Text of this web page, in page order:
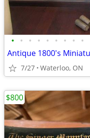
• • • • • • • • •
7/27 Waterloo, ON
$800